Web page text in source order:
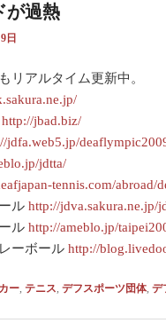
が過熱
日
リアルタイム更新中。
http://jbad.biz/
jdfa.web5.jp/
jdtta/
tennis.com/abroad/
ル http://jdva.sakura.ne.jp/
ル http://ameblo.jp/
ーボール http://
ー, テニス, デフスポーツ団体, デ